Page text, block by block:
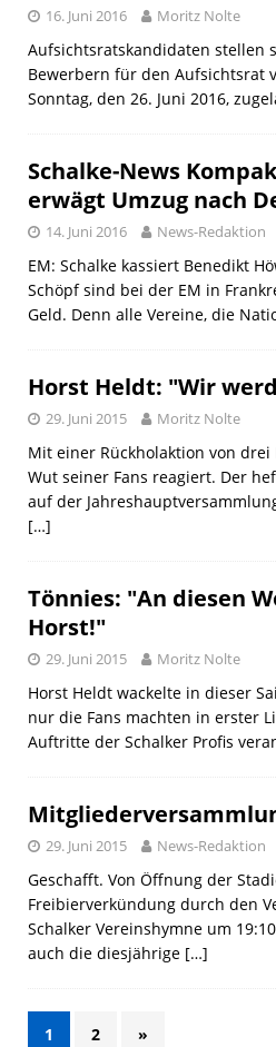
16. Juni 2016 Moritz Nolte
Aufsichtsratskandidaten stellen
Bewerbern für den Aufsichtsrat
Sonntag, den 26. Juni 2016,
Schalke-News
erwägt Umzug nach
14. Juni 2016 News-Redaktion
EM: Schalke kassiert Benedikt
Schöpf sind bei der EM in
Geld. Denn alle Vereine, die
Horst Heldt: "Wir
29. Juni 2015 Moritz Nolte
Mit einer Rückholaktion von
Wut seiner Fans reagiert. Der
auf der
[…]
Tönnies: "An diesen
Horst!"
29. Juni 2015 Moritz Nolte
Horst Heldt wackelte in dieser
nur die Fans machten in erster
Auftritte der Schalker Profis
29. Juni 2015 News-Redaktion
Geschafft. Von Öffnung der
Freibierverkündung durch den
Schalker Vereinshymne um
auch die diesjährige […]
1 2 »